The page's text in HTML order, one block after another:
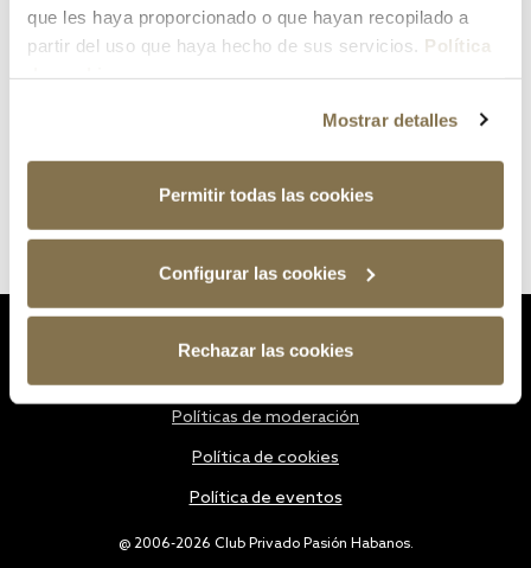
que les haya proporcionado o que hayan recopilado a
partir del uso que haya hecho de sus servicios. Política
Mostrar detalles
Permitir todas las cookies
Configurar las cookies
Rechazar las cookies
@ 2006-2026 Club Privado Pasión Habanos.
Políticas de moderación
Política de cookies
Política de eventos